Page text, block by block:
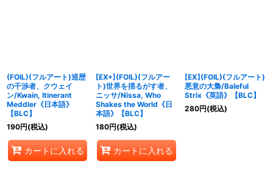
(FOIL)(フルアート)巡歴
の干渉者、クウェイ
ン/Kwain, Itinerant
Meddler《日本語》
【BLC】
190円(税込)
カートに入れる
[EX+](FOIL)(フルアー
ト)世界を揺るがす者、
ニッサ/Nissa, Who
Shakes the World《日
本語》【BLC】
180円(税込)
カートに入れる
[EX](FOIL)(フルアート)
悪意の大梟/Baleful
Strix《英語》【BLC】
280円(税込)